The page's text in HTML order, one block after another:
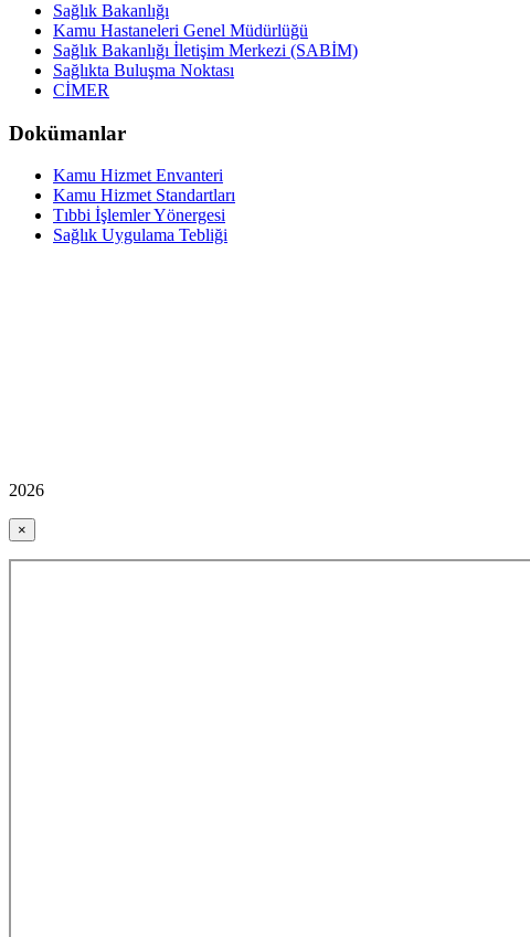
Sağlık Bakanlığı
Kamu Hastaneleri Genel Müdürlüğü
Sağlık Bakanlığı İletişim Merkezi (SABİM)
Sağlıkta Buluşma Noktası
CİMER
Dokümanlar
Kamu Hizmet Envanteri
Kamu Hizmet Standartları
Tıbbi İşlemler Yönergesi
Sağlık Uygulama Tebliği
2026
×